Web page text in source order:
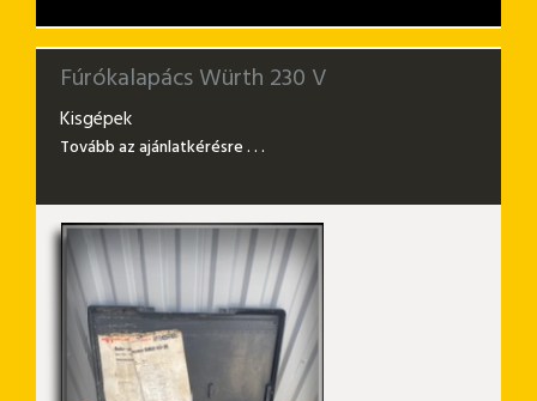
Fúrókalapács Würth 230 V
Kisgépek
Tovább az ajánlatkérésre . . .